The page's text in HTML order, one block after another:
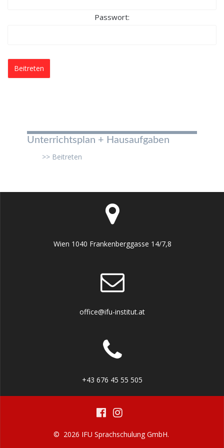
Passwort:
Unterrichtsplan + Hausaufgaben
>> Beitreten
Wien 1040 Frankenberggasse 14/7,8
office@ifu-institut.at
+43 676 45 55 505
© 2026 IFU Sprachschulung GmbH.